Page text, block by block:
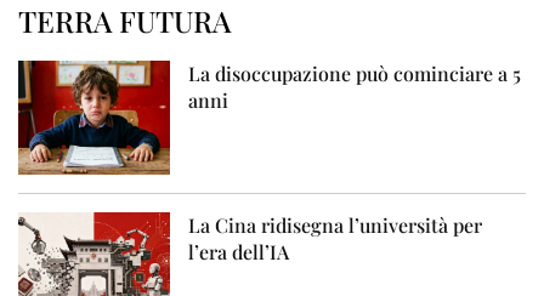
TERRA FUTURA
La disoccupazione può cominciare a 5
anni
La Cina ridisegna l’università per
l’era dell’IA